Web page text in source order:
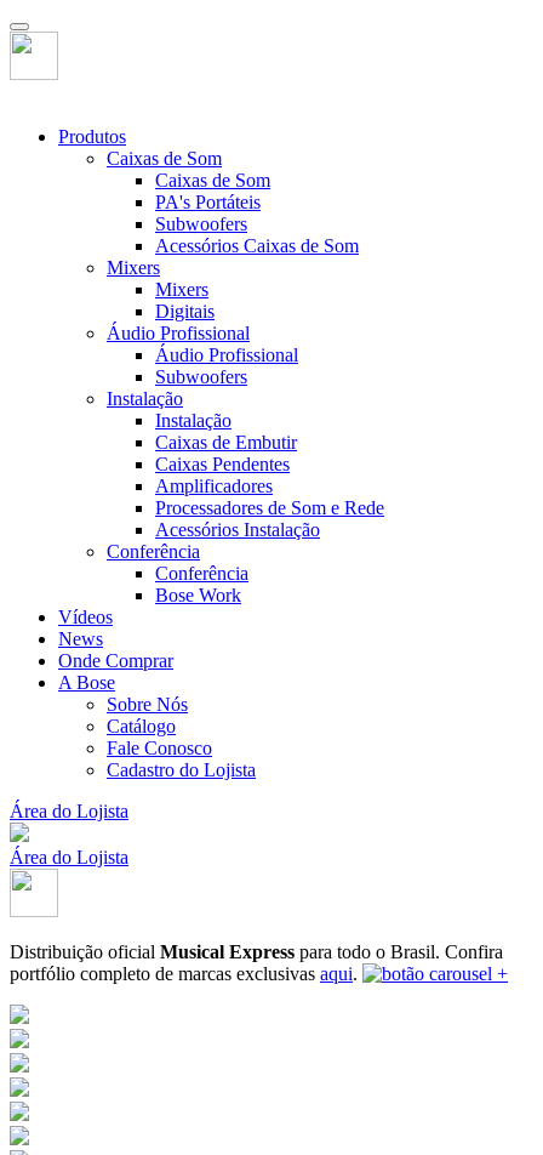
Produtos
Caixas de Som
Caixas de Som
PA's Portáteis
Subwoofers
Acessórios Caixas de Som
Mixers
Mixers
Digitais
Áudio Profissional
Áudio Profissional
Subwoofers
Instalação
Instalação
Caixas de Embutir
Caixas Pendentes
Amplificadores
Processadores de Som e Rede
Acessórios Instalação
Conferência
Conferência
Bose Work
Vídeos
News
Onde Comprar
A Bose
Sobre Nós
Catálogo
Fale Conosco
Cadastro do Lojista
Área do Lojista
Área do Lojista
Distribuição oficial Musical Express para todo o Brasil. Confira
portfólio completo de marcas exclusivas aqui.